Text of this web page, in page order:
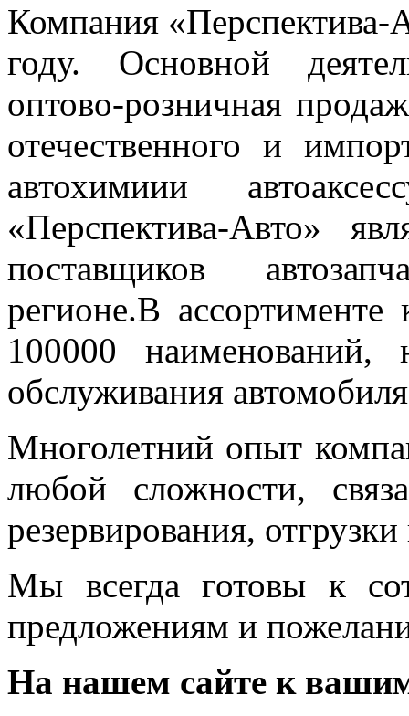
Компания «Перспектива-
году. Основной
оптово-розничная
отечественного и
автохимиии
«Перспектива-Авто»
поставщиков
регионе.В ассортименте
100000
обслуживания
Многолетний опыт
любой сложности,
резервирования,
Мы всегда готовы к
предложениям и
На нашем сайте к